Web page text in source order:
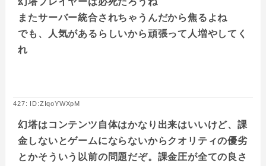
またサーバー統合されちゃうんだから焦るよね
でも、人気があるらしいから頑張って人増やしてく
れ
427: ID:ZIqoYWXpM
幻塔はコンテンツ自体はかなり出来はいいけど、課
金しないとゲームにならないからクオリティの優劣
とかそういう以前の問題だぞ。課金圧が全ての良さ